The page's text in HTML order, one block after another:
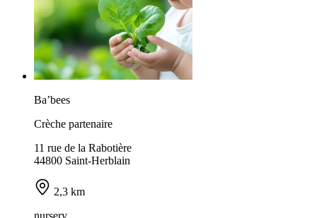
Ba’bees
Crèche partenaire
11 rue de la Rabotière
44800 Saint-Herblain
2,3 km